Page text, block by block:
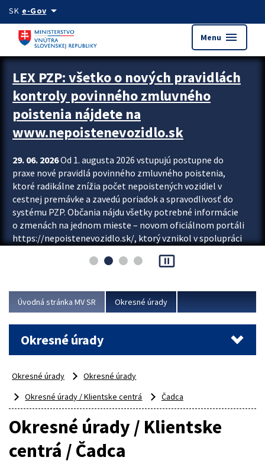
Preskocit na hlavný obsah
SK e-Govarrow_drop_down
Menu menu
Zastavit automatický posun upútavok
LEX PZP: všetko o nových pravidlách
kontroly povinného zmluvného
poistenia nájdete na
www.nepoistenevozidlo.sk
29. 06. 2026Od 1. augusta 2026 vstupujú postupne do
praxe nové pravidlá povinného zmluvného poistenia,
ktoré radikálne znížia počet nepoistených vozidiel v
cestnej premávke a zavedú poriadok a spravodlivosť do
systému PZP. Občania nájdu všetky potrebné informácie
o zmenách na jednom mieste – novom oficiálnom portáli
https://nepoistenevozidlo.sk/, ktorý vznikol v spolupráci
asociácie poisťovní (SLASPO) a Ministerstva vnútra SR.
Viac
pause_presentation
Úvodná stránka MV SR Okresné úrady
Okresné úrady
Okresné úrady
Okresné úrady
Okresné úrady / Klientske centrá
Čadca
Okresné úrady / Klientske
centrá / Čadca